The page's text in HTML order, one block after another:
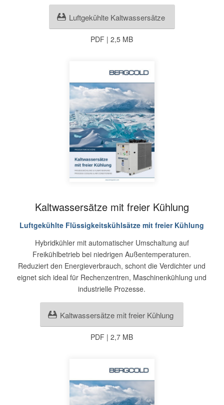
Luftgekühlte Kaltwassersätze
PDF | 2,5 MB
Kaltwassersätze mit freier Kühlung
Luftgekühlte Flüssigkeitskühlsätze mit freier Kühlung
Hybridkühler mit automatischer Umschaltung auf
Freikühlbetrieb bei niedrigen Außentemperaturen.
Reduziert den Energieverbrauch, schont die Verdichter und
eignet sich ideal für Rechenzentren, Maschinenkühlung und
industrielle Prozesse.
Kaltwassersätze mit freier Kühlung
PDF | 2,7 MB